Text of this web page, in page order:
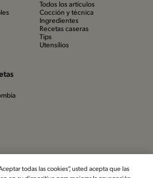
Todos los artículos
Cocción y técnica
Ingredientes
Recetas caseras
Tips
Utensílios
todas las cookies”, usted acepta que las